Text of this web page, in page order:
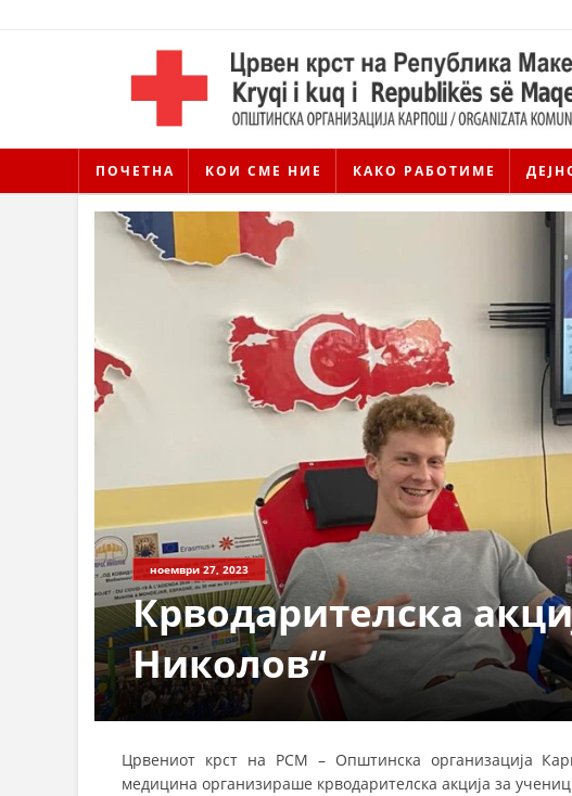
ПОЧЕТНА КОИ СМЕ НИЕ КАКО РАБОТИМЕ
ноември 27, 2023
Крводарителска
Николов“
Црвениот крст на РСМ – Општинска организација
медицина организираше крводарителска акција за